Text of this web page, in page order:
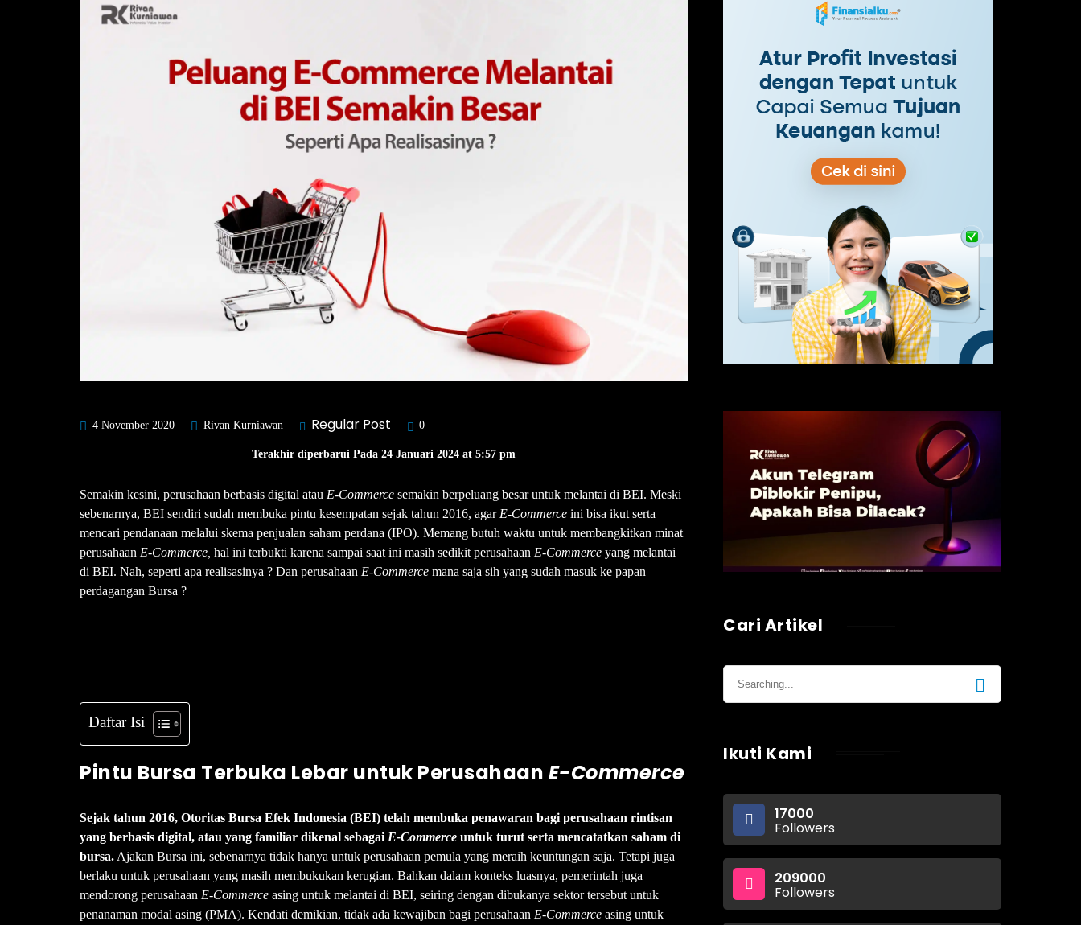
4 November 2020 Rivan Kurniawan Regular Post 0
Terakhir diperbarui Pada 24 Januari 2024 at 5:57 pm
Semakin kesini, perusahaan berbasis digital atau E-Commerce semakin berpeluang besar untuk melantai di BEI. Meski
sebenarnya, BEI sendiri sudah membuka pintu kesempatan sejak tahun 2016, agar E-Commerce ini bisa ikut serta
mencari pendanaan melalui skema penjualan saham perdana (IPO). Memang butuh waktu untuk membangkitkan minat
perusahaan E-Commerce, hal ini terbukti karena sampai saat ini masih sedikit perusahaan E-Commerce yang melantai
di BEI. Nah, seperti apa realisasinya ? Dan perusahaan E-Commerce mana saja sih yang sudah masuk ke papan
perdagangan Bursa ?
Daftar Isi
Pintu Bursa Terbuka Lebar untuk Perusahaan E-Commerce
Sejak tahun 2016, Otoritas Bursa Efek Indonesia (BEI) telah membuka penawaran bagi perusahaan rintisan
yang berbasis digital, atau yang familiar dikenal sebagai E-Commerce untuk turut serta mencatatkan saham di
bursa. Ajakan Bursa ini, sebenarnya tidak hanya untuk perusahaan pemula yang meraih keuntungan saja. Tetapi juga
berlaku untuk perusahaan yang masih membukukan kerugian. Bahkan dalam konteks luasnya, pemerintah juga
mendorong perusahaan E-Commerce asing untuk melantai di BEI, seiring dengan dibukanya sektor tersebut untuk
penanaman modal asing (PMA). Kendati demikian, tidak ada kewajiban bagi perusahaan E-Commerce asing untuk
Cari Artikel
Ikuti Kami
17000
Followers
209000
Followers